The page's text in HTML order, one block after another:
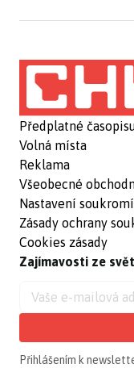
Předplatné
Volná místa
Reklama
Všeobecné
Nastavení soukromí
Zásady ochrany
Cookies zásady
Zajímavosti ze
Přihlášením k